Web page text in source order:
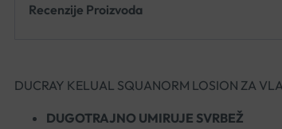
Recenzije Proizvoda
DUCRAY KELUAL SQUANORM LOSION ZA
DUGOTRAJNO UMIRUJE SVRBEŽ